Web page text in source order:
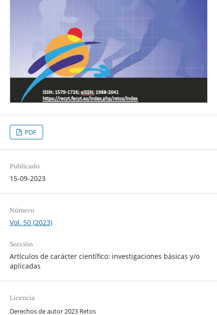
PDF
Publicado
15-09-2023
Número
Vol. 50 (2023)
Sección
Artículos de carácter científico: investigaciones básicas y/o
aplicadas
Licencia
Derechos de autor 2023 Retos